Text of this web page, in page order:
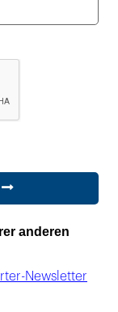
anderen
Newsletter